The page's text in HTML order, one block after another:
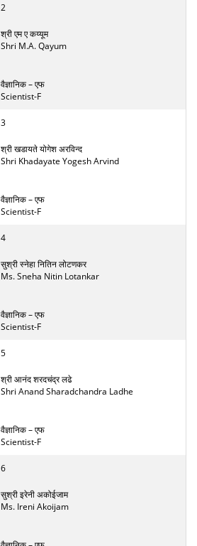
2
श्री एम ए कय्यूम
Shri M.A. Qayum
वैज्ञानिक – एफ
Scientist-F
3
श्री खडायते योगेश अरविन्द
Shri Khadayate Yogesh Arvind
वैज्ञानिक – एफ
Scientist-F
4
सुश्री स्नेहा नितिन लोटणकर
Ms. Sneha Nitin Lotankar
वैज्ञानिक – एफ
Scientist-F
5
श्री आनंद शरदचंद्र लढे
Shri Anand Sharadchandra Ladhe
वैज्ञानिक – एफ
Scientist-F
6
सुश्री इरेनी अकोईजाम
Ms. Ireni Akoijam